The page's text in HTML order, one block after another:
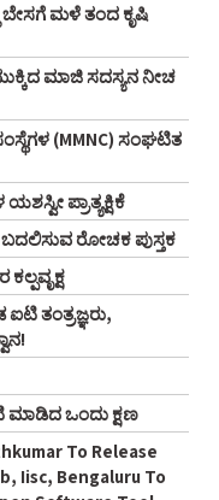
ಬೇಸಗೆ ಮಳೆ ತಂದ ಕೃಷಿ
ಮಾಜಿ ಸದಸ್ಯನ ನೀಚ
(MMNC) ಸಂಘಟಿತ
ಪ್ರಾತ್ಯಕ್ಷಿಕೆ
ಬದಲಿಸುವ ರೋಚಕ ಪುಸ್ತಕ
ತಂತ್ರಜ್ಞರು,
ಮಾಡಿದ ಒಂದು ಕ್ಷಣ
To Release
Iisc, Bengaluru To